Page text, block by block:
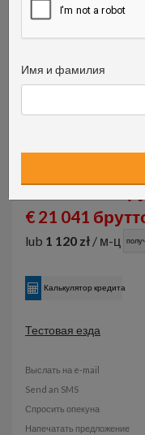
99 999 PLN
€ 21 041
lub 1 120 zł / м-ц
Калькулятор кредита
Тестовая езда
Выслать на e-mail
Send an SMS
Спросить опекуна
Напечатать предложение
Имя и фамилия